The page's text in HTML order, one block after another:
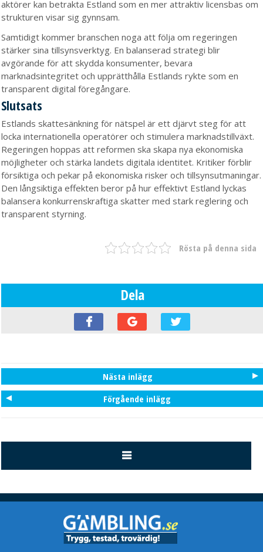
aktörer kan betrakta Estland som en mer attraktiv licensbas om
strukturen visar sig gynnsam.
Samtidigt kommer branschen noga att följa om regeringen
stärker sina tillsynsverktyg. En balanserad strategi blir
avgörande för att skydda konsumenter, bevara
marknadsintegritet och upprätthålla Estlands rykte som en
transparent digital föregångare.
Slutsats
Estlands skattesänkning för nätspel är ett djärvt steg för att
locka internationella operatörer och stimulera marknadstillväxt.
Regeringen hoppas att reformen ska skapa nya ekonomiska
möjligheter och stärka landets digitala identitet. Kritiker förblir
försiktiga och pekar på ekonomiska risker och tillsynsutmaningar.
Den långsiktiga effekten beror på hur effektivt Estland lyckas
balansera konkurrenskraftiga skatter med stark reglering och
transparent styrning.
Rösta på denna sida
Dela
Nästa inlägg
Förgående inlägg